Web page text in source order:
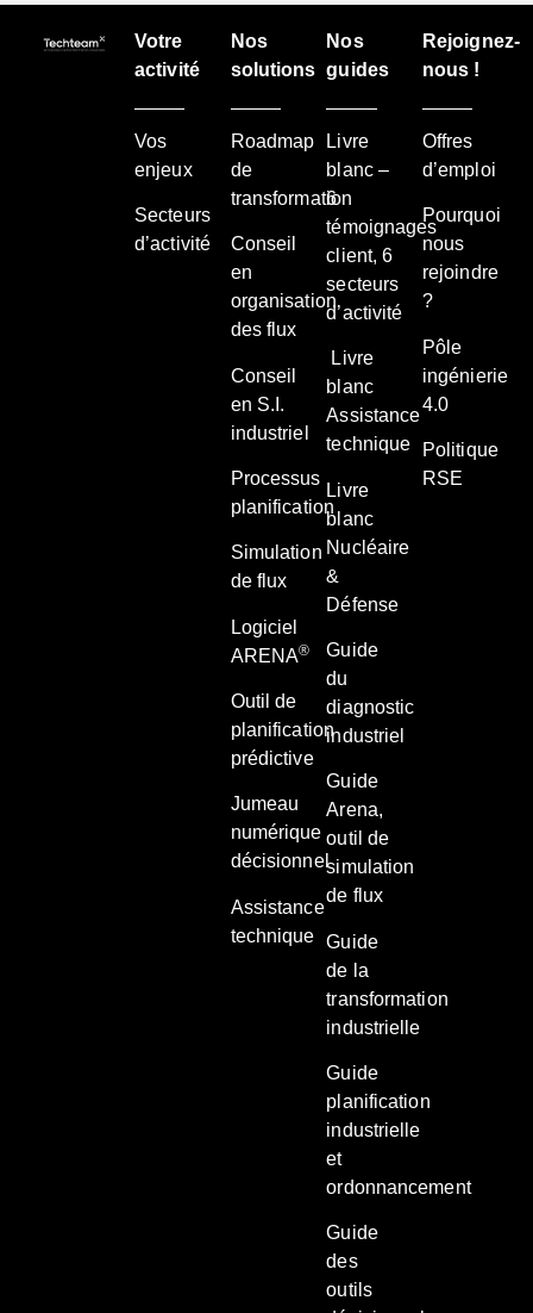
Votre
activité
Vos
enjeux
Secteurs
d’activité
Nos
solutions
Roadmap
de
transformation
Conseil
en
organisation
des flux
Conseil
en S.I.
industriel
Processus
planification
Simulation
de flux
Logiciel
ARENA®
Outil de
planification
prédictive
Jumeau
numérique
décisionnel
Assistance
technique
Nos
guides
Livre
blanc –
6
témoignages
client, 6
secteurs
d’activité
Livre
blanc
Assistance
technique
Livre
blanc
Nucléaire
&
Défense
Guide
du
diagnostic
industriel
Guide
Arena,
outil de
simulation
de flux
Guide
de la
transformation
industrielle
Guide
planification
industrielle
et
ordonnancement
Guide
des
outils
Rejoignez-
nous !
Offres
d’emploi
Pourquoi
nous
rejoindre
?
Pôle
ingénierie
4.0
Politique
RSE